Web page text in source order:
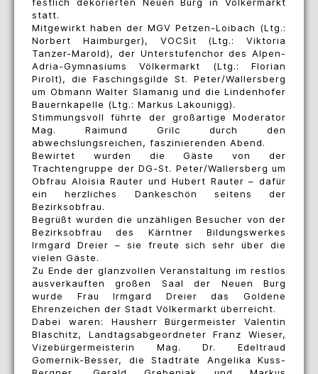
statt.
Mitgewirkt haben der MGV Petzen-Loibach (Ltg.:
Norbert Haimburger), VOCSit (Ltg.: Viktoria
Tanzer-Marold), der Unterstufenchor des Alpen-
Adria-Gymnasiums Völkermarkt (Ltg.: Florian
Pirolt), die Faschingsgilde St. Peter/Wallersberg
um Obmann Walter Slamanig und die Lindenhofer
Bauernkapelle (Ltg.: Markus Lakounigg).
Stimmungsvoll führte der großartige Moderator
Mag. Raimund Grilc durch den
abwechslungsreichen, faszinierenden Abend.
Bewirtet wurden die Gäste von der
Trachtengruppe der DG-St. Peter/Wallersberg um
Obfrau Aloisia Rauter und Hubert Rauter – dafür
ein herzliches Dankeschön seitens der
Bezirksobfrau.
Begrüßt wurden die unzähligen Besucher von der
Bezirksobfrau des Kärntner Bildungswerkes
Irmgard Dreier – sie freute sich sehr über die
vielen Gäste.
Zu Ende der glanzvollen Veranstaltung im restlos
ausverkauften großen Saal der Neuen Burg
wurde Frau Irmgard Dreier das Goldene
Ehrenzeichen der Stadt Völkermarkt überreicht.
Dabei waren: Hausherr Bürgermeister Valentin
Blaschitz, Landtagsabgeordneter Franz Wieser,
Vizebürgermeisterin Mag. Dr. Edeltraud
Gomernik-Besser, die Stadträte Angelika Kuss-